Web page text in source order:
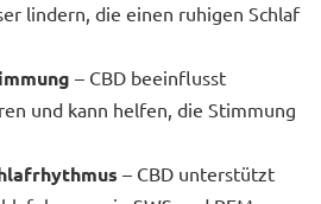
lindern, die einen ruhigen Schlaf
– CBD beeinflusst
und kann helfen, die Stimmung
– CBD unterstützt